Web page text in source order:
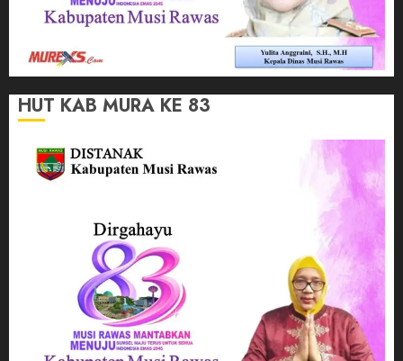
HUT KAB MURA KE 83